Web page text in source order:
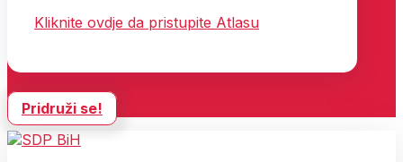
Kliknite ovdje da pristupite Atlasu
Pridruži se!